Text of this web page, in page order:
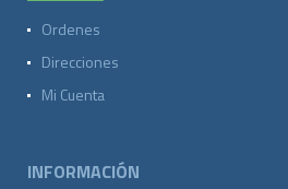
Ordenes
Direcciones
Mi Cuenta
INFORMACIÓN